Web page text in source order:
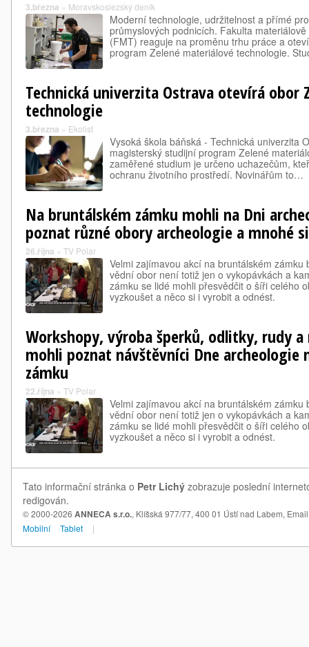
3.března » Moravskoslezský deník
Moderní technologie, udržitelnost a přímé
průmyslových podnicích. Fakulta
(FMT) reaguje na proměnu trhu práce a
program Zelené materiálové technologie.
Technická univerzita Ostrava otevírá obor
technologie
3.března » Ekolist
Vysoká škola báňská - Technická univerzita
magisterský studijní program Zelené
zaměřené studium je určeno uchazečům,
ochranu životního prostředí. Novinářům to…
Na bruntálském zámku mohli na Dni
poznat různé obory archeologie a mnohé
26.října » TV Polar
Velmi zajímavou akcí na bruntálském zámku
vědní obor není totiž jen o vykopávkách a
zámku se lidé mohli přesvědčit o šíři celého
vyzkoušet a něco si i vyrobit a odnést.
Workshopy, výroba šperků, odlitky, rudy
mohli poznat návštěvníci Dne archeologie
zámku
22.října » TV Polar
Velmi zajímavou akcí na bruntálském zámku
vědní obor není totiž jen o vykopávkách a
zámku se lidé mohli přesvědčit o šíři celého
vyzkoušet a něco si i vyrobit a odnést.
Tato informační stránka o Petr Lichý zobrazuje poslední
redigován.
© 2000-2026 ANNECA s.r.o., Klíšská 977/77, 400 01 Ústí nad Labem,
Mobilní
Tablet |